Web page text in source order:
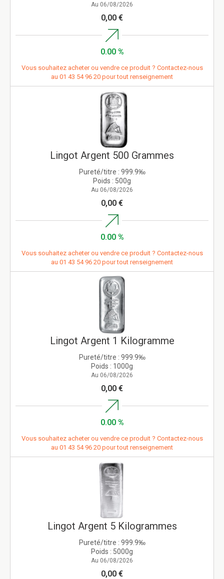
Au 06/08/2026
0,00 €
0.00 %
Vous souhaitez acheter ou vendre ce produit ? Contactez-nous
au 01 43 54 96 20 pour tout renseignement
Lingot Argent 500 Grammes
Pureté/titre : 999.9‰
Poids : 500g
Au 06/08/2026
0,00 €
0.00 %
Vous souhaitez acheter ou vendre ce produit ? Contactez-nous
au 01 43 54 96 20 pour tout renseignement
Lingot Argent 1 Kilogramme
Pureté/titre : 999.9‰
Poids : 1000g
Au 06/08/2026
0,00 €
0.00 %
Vous souhaitez acheter ou vendre ce produit ? Contactez-nous
au 01 43 54 96 20 pour tout renseignement
Lingot Argent 5 Kilogrammes
Pureté/titre : 999.9‰
Poids : 5000g
Au 06/08/2026
0,00 €